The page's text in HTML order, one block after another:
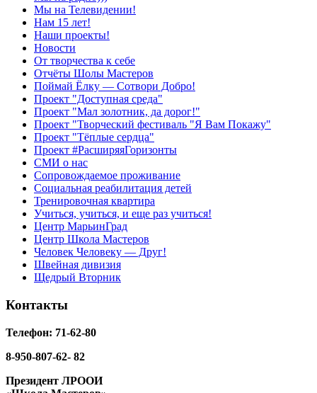
Мы на Телевидении!
Нам 15 лет!
Наши проекты!
Новости
От творчества к себе
Отчёты Шолы Мастеров
Поймай Ёлку — Сотвори Добро!
Проект "Доступная среда"
Проект "Мал золотник, да дорог!"
Проект "Творческий фестиваль "Я Вам Покажу"
Проект "Тёплые сердца"
Проект #РасширяяГоризонты
СМИ о нас
Сопровождаемое проживание
Социальная реабилитация детей
Тренировочная квартира
Учиться, учиться, и еще раз учиться!
Центр МарьинГрад
Центр Школа Мастеров
Человек Человеку — Друг!
Швейная дивизия
Щедрый Вторник
Контакты
Телефон: 71-62-80
8-950-807-62- 82
Президент ЛРООИ